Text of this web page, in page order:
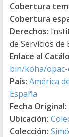
Cobertura
Cobertura
Derechos:
de Servicios de
Enlace al
bin/koha/
País: América
España
Fecha Original:
Ubicación:
Colección: